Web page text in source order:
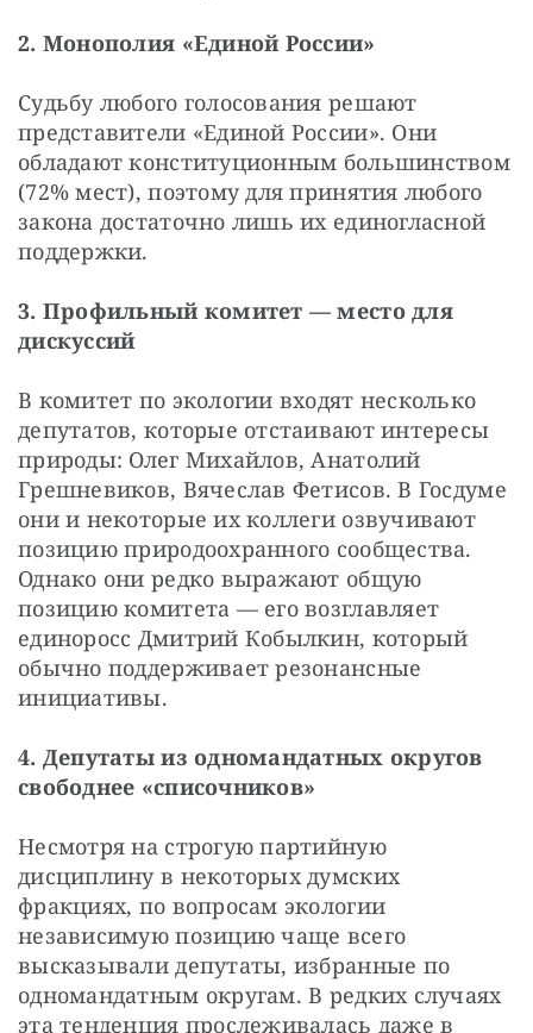
2. Монополия «Единой России»
Судьбу любого голосования решают
представители «Единой России». Они
обладают конституционным большинством
(72% мест), поэтому для принятия любого
закона достаточно лишь их единогласной
поддержки.
3. Профильный комитет — место для
дискуссий
В комитет по экологии входят несколько
депутатов, которые отстаивают интересы
природы: Олег Михайлов, Анатолий
Грешневиков, Вячеслав Фетисов. В Госдуме
они и некоторые их коллеги озвучивают
позицию природоохранного сообщества.
Однако они редко выражают общую
позицию комитета — его возглавляет
единоросс Дмитрий Кобылкин, который
обычно поддерживает резонансные
инициативы.
4. Депутаты из одномандатных округов
свободнее «списочников»
Несмотря на строгую партийную
дисциплину в некоторых думских
фракциях, по вопросам экологии
независимую позицию чаще всего
высказывали депутаты, избранные по
одномандатным округам. В редких случаях
эта тенденция прослеживалась даже в